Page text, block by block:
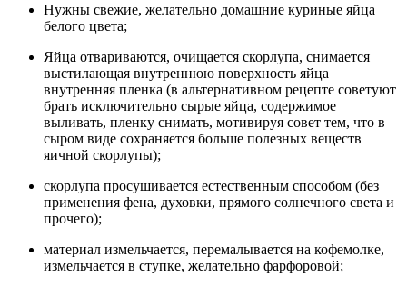
Нужны свежие, желательно домашние куриные яйца
белого цвета;
Яйца отвариваются, очищается скорлупа, снимается
выстилающая внутреннюю поверхность яйца
внутренняя пленка (в альтернативном рецепте советуют
брать исключительно сырые яйца, содержимое
выливать, пленку снимать, мотивируя совет тем, что в
сыром виде сохраняется больше полезных веществ
яичной скорлупы);
скорлупа просушивается естественным способом (без
применения фена, духовки, прямого солнечного света и
прочего);
материал измельчается, перемалывается на кофемолке,
измельчается в ступке, желательно фарфоровой;